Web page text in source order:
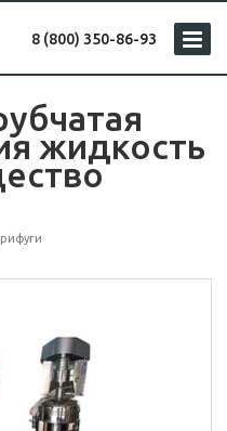
8 (800) 350-86-93
жидкость